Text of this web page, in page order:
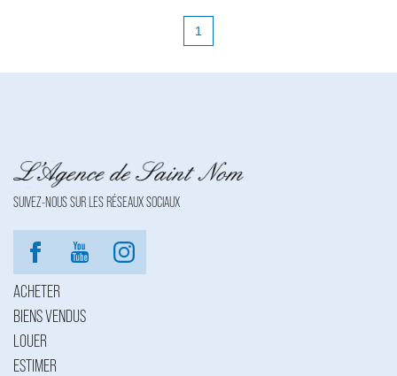
1
SUIVEZ-NOUS SUR LES RÉSEAUX SOCIAUX
ACHETER
BIENS VENDUS
LOUER
ESTIMER